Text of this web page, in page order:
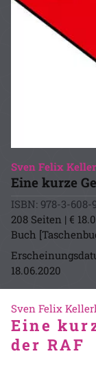
Sven Felix
Eine kurze
ISBN: 978-3-608-
208 Seiten | €
Buch
18.06.2020
Sven Felix
Eine
der RAF